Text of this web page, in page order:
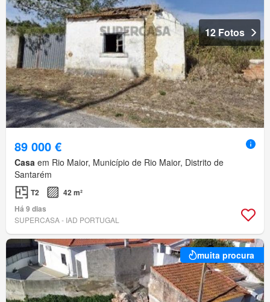
12 Fotos
89 000 €
Casa em Rio Maior, Município de Rio Maior, Distrito de
Santarém
T2
42 m²
Há 9 dias
SUPERCASA - IAD PORTUGAL
muita procura